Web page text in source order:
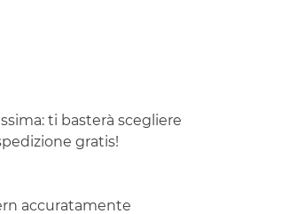
ti basterà scegliere
gratis!
accuratamente